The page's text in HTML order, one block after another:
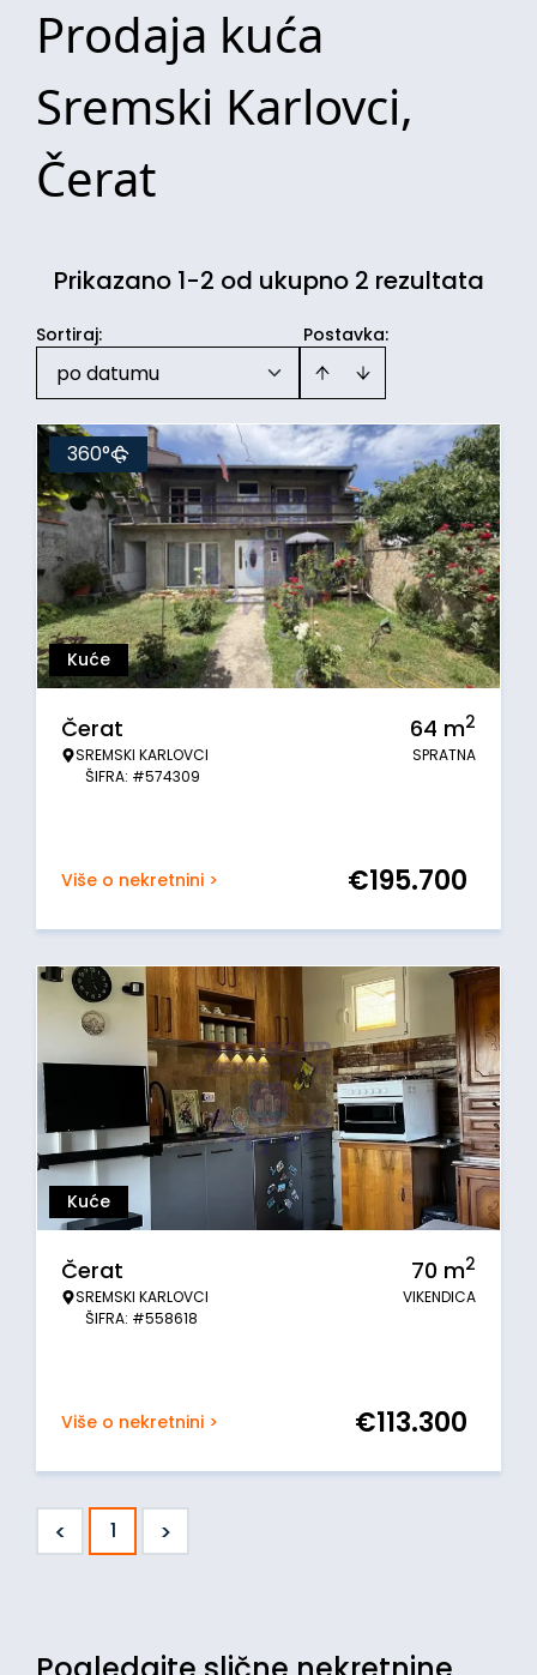
Prodaja kuća
Sremski Karlovci,
Čerat
Prikazano 1-2 od ukupno 2 rezultata
Postavka:
Sortiraj:
po datumu
Kuće
360°
Čerat
SREMSKI KARLOVCI
ŠIFRA: #574309
64 m2
SPRATNA
Više o nekretnini > €195.700
Kuće
Čerat
SREMSKI KARLOVCI
ŠIFRA: #558618
70 m2
VIKENDICA
Više o nekretnini > €113.300
< 1 >